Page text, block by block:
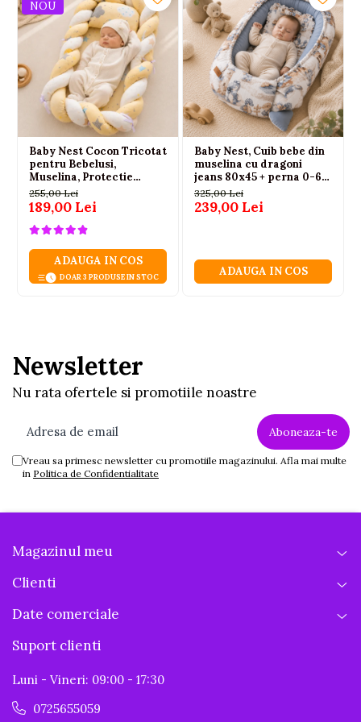
CONTINUT SET
baby nest Sensillo Velvet
perna asortata
NOU
Baby Nest Cocon Tricotat
pentru Bebelusi,
Muselina, Protectie
Impletita, Saltea si
Pernuta Incluse, 72 x 52
cm, Galben, 0-1 Ani
255,00 Lei
189,00 Lei
ADAUGA IN COS
DOAR 3 PRODUSE IN STOC
Baby Nest, Cuib bebe din
muselina cu dragoni
jeans 80x45 + perna 0-6
luni
325,00 Lei
239,00 Lei
ADAUGA IN COS
Newsletter
Nu rata ofertele si promotiile noastre
Vreau sa primesc newsletter cu promotiile magazinului. Afla mai multe
in Politica de Confidentialitate
Magazinul meu
Clienti
Date comerciale
Suport clienti
Luni - Vineri: 09:00 - 17:30
0725655059